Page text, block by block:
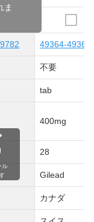
ま
49364-49368
不要
tab
400mg
28
Gilead
カナダ
ル